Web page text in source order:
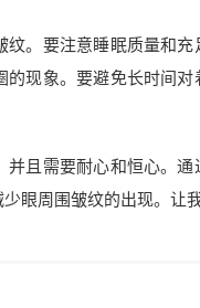
。要注意睡眠质量和
现象。要避免长时间
且需要耐心和恒心。
眼周围皱纹的出现。让